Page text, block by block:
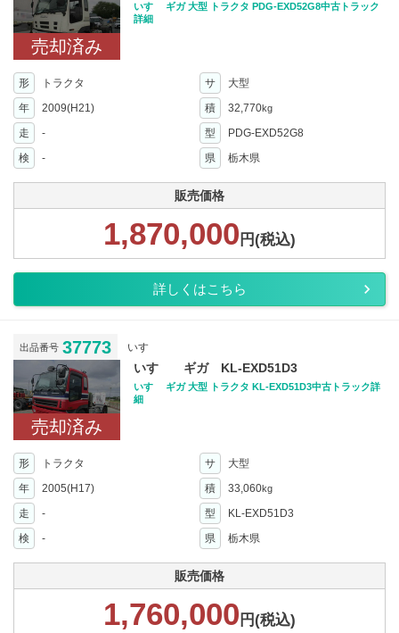
売却済み
いすゞ ギガ 大型 トラクタ PDG-EXD52G8中古トラック
詳細
形 トラクタ サ
大型
年
2009(H21) 積 32,770kg
走 - 型
PDG-EXD52G8
検
- 県 栃木県
販売価格
1,870,000 円(税込)
詳しくはこちら
出品番号 37773 いすゞ
売却済み
いすゞ ギガ KL-EXD51D3
いすゞ ギガ 大型 トラクタ KL-EXD51D3中古トラック詳
細
形 トラクタ サ
大型
年
2005(H17) 積 33,060kg
走 - 型
KL-EXD51D3
検
- 県 栃木県
販売価格
1,760,000 円(税込)